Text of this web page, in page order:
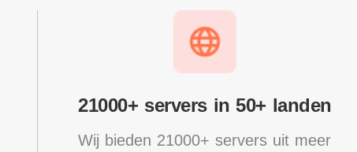
21000+ servers in 50+ landen
Wij bieden 21000+ servers uit meer